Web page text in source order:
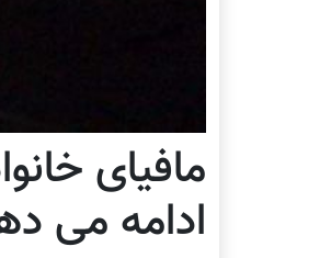
مافیای
ادامه می